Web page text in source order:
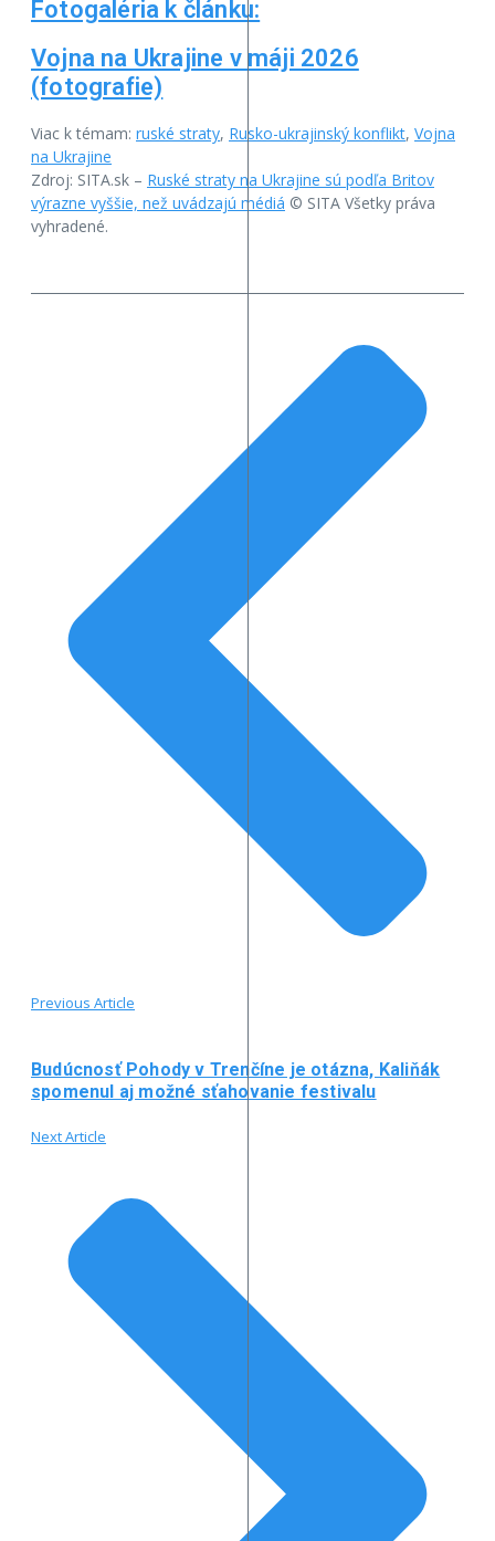
Fotogaléria k článku:
Vojna na Ukrajine v máji 2026
(fotografie)
Viac k témam: ruské straty, Rusko-ukrajinský konflikt, Vojna
na Ukrajine
Zdroj: SITA.sk – Ruské straty na Ukrajine sú podľa Britov
výrazne vyššie, než uvádzajú médiá © SITA Všetky práva
vyhradené.
Previous Article
Budúcnosť Pohody v Trenčíne je otázna, Kaliňák
spomenul aj možné sťahovanie festivalu
Next Article